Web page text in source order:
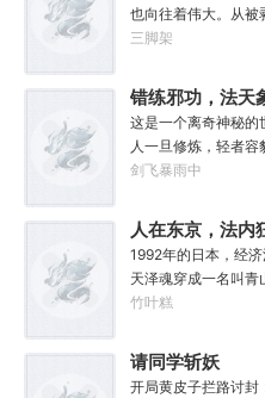
也向往着伟大。从被
遵守规则的社会底层
不仅能够和光一样大
索任何人，我们赚到
果有人在夜晚敲响你
要么为你的狂妄带来
么选，我的朋友！
三脚架
错练邪功，法天
这是一个离奇神秘的
人一旦修炼，轻者
药，供邪魔采食……
的情况下，让这功
他学成的功法越来越
从不藏私，传武天
桩功滋阴壮阳，如今
分归元气》是那魔头
万妙宫的仙子本来要
为妖女，这都是段
剑飞暴雨中
人在东京，法内
1992年的日本，经
天泽魂穿成一名叫青
己正被五花大绑着
位传奇人物。对此部
去100年也不想要这
竹叶糕
请同学斩妖
开局黄皮子拦路讨封